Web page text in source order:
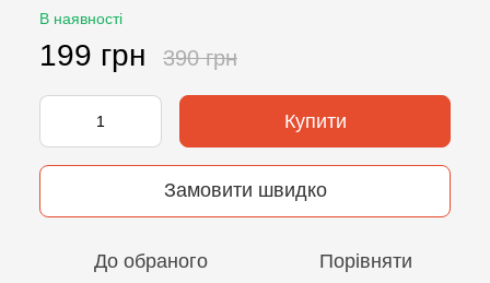
В наявності
199 грн 390 грн
Купити
Замовити швидко
До обраного Порівняти